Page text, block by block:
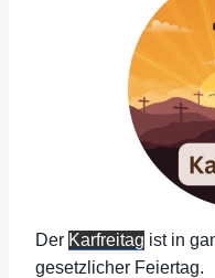
Der Karfreitag ist in
gesetzlicher Feiertag.